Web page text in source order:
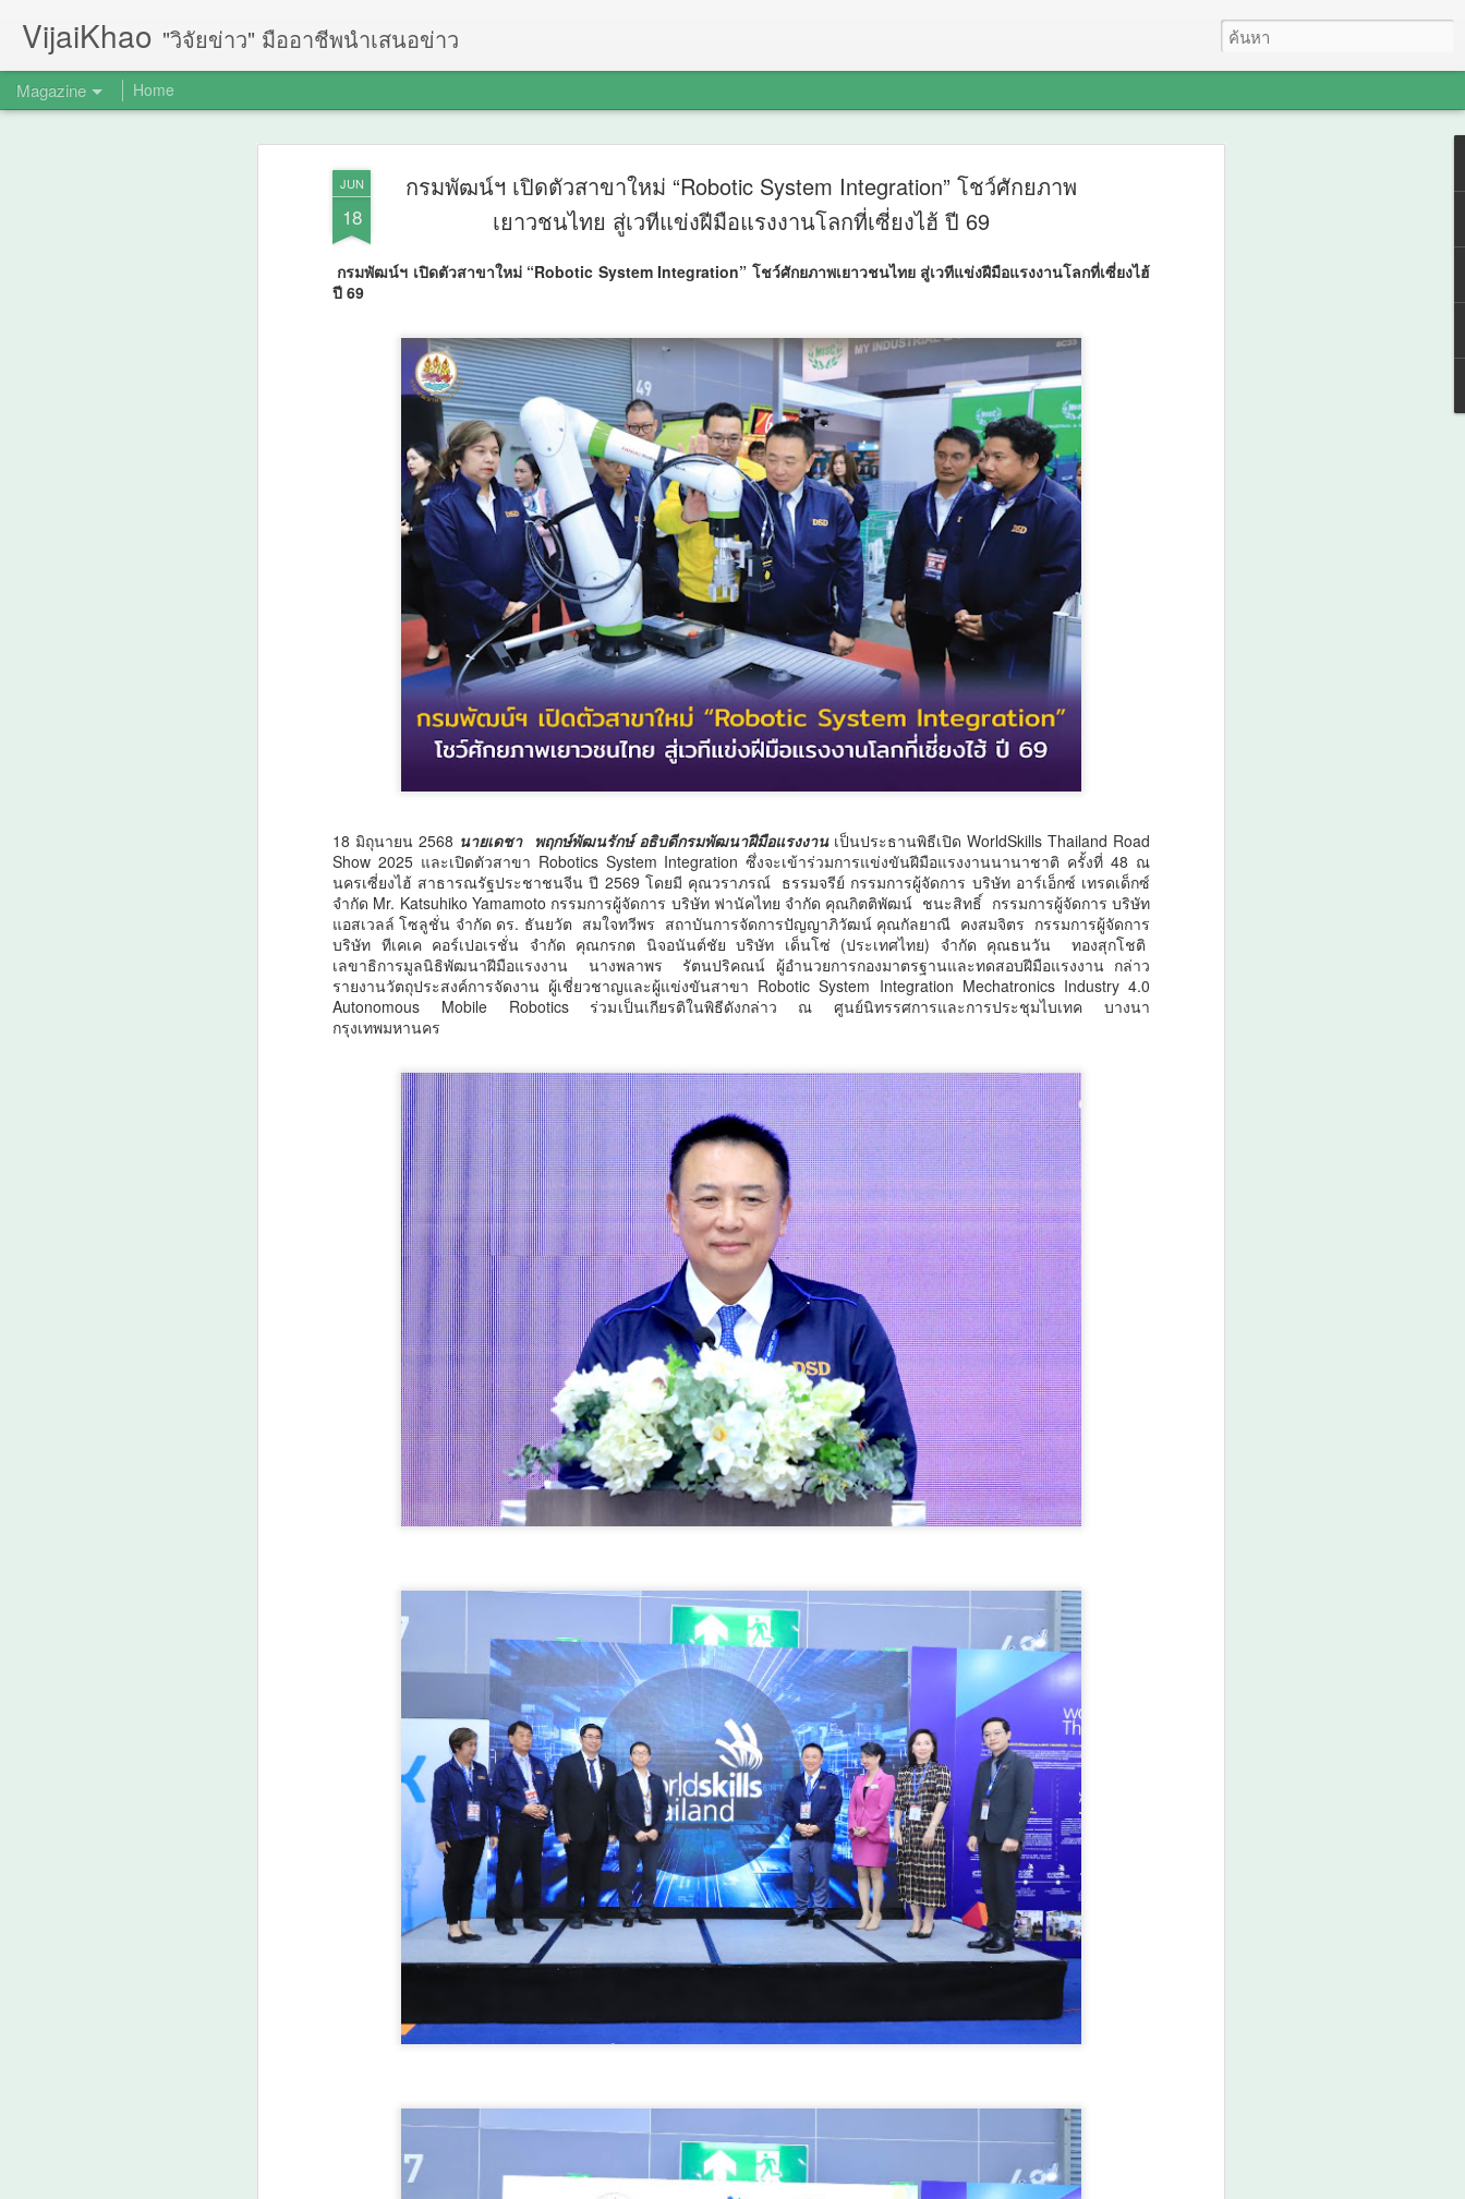
JUN
18
กรมพัฒน์ฯ เปิดตัวสาขาใหม่ “Robotic System Integration” โชว์ศักยภาพ
เยาวชนไทย สู่เวทีแข่งฝีมือแรงงานโลกที่เซี่ยงไฮ้ ปี 69
กรมพัฒน์ฯ เปิดตัวสาขาใหม่ “Robotic System Integration” โชว์ศักยภาพเยาวชนไทย สู่เวทีแข่งฝีมือแรงงานโลกที่เซี่ยงไฮ้
ปี 69
18 มิถุนายน 2568 นายเดชา พฤกษ์พัฒนรักษ์ อธิบดีกรมพัฒนาฝีมือแรงงานเป็นประธานพิธีเปิด WorldSkills Thailand Road
Show 2025 และเปิดตัวสาขา Robotics System Integration ซึ่งจะเข้าร่วมการแข่งขันฝีมือแรงงานนานาชาติ ครั้งที่ 48 ณ
นครเซี่ยงไฮ้ สาธารณรัฐประชาชนจีน ปี 2569 โดยมี คุณวราภรณ์ ธรรมจรีย์ กรรมการผู้จัดการ บริษัท อาร์เอ็กซ์ เทรดเด็กซ์
จำกัด Mr. Katsuhiko Yamamoto กรรมการผู้จัดการ บริษัท ฟานัคไทย จำกัด คุณกิตติพัฒน์ ชนะสิทธิ์ กรรมการผู้จัดการ บริษัท
แอสเวลล์ โซลูชั่น จำกัด ดร. ธันยวัต สมใจทวีพร สถาบันการจัดการปัญญาภิวัฒน์ คุณกัลยาณี คงสมจิตร กรรมการผู้จัดการ
บริษัท ทีเคเค คอร์เปอเรชั่น จำกัด คุณกรกต นิจอนันต์ชัย บริษัท เด็นโซ่ (ประเทศไทย) จำกัด คุณธนวัน ทองสุกโชติ
เลขาธิการมูลนิธิพัฒนาฝีมือแรงงาน นางพลาพร รัตนปริคณน์ ผู้อำนวยการกองมาตรฐานและทดสอบฝีมือแรงงาน กล่าว
รายงานวัตถุประสงค์การจัดงาน ผู้เชี่ยวชาญและผู้แข่งขันสาขา Robotic System Integration Mechatronics Industry 4.0
Autonomous Mobile Robotics ร่วมเป็นเกียรติในพิธีดังกล่าว ณ ศูนย์นิทรรศการและการประชุมไบเทค บางนา
กรุงเทพมหานคร
VijaiKhao "วิจัยข่าว" มืออาชีพนำเสนอข่าว
Magazine Home
7
“เตาปูนโมเดล" เกมรุกสู้ NCDsใช้
ข้อมูลขับเคลื่อนการพัฒนา สร้าง
นวัตกรรม "ดอกไม้ 3 สี" เชื่อม
และภูมิปัญญาพื้นบ้าน พัฒนาระบบ
สุขภาพชุมชน สู่ต้นแบบการ
จัดการสุขภาวะอย่างยั่งยืน
“เตาปูนโมเดล" เกมรุกสู้ NCDsใช้ข้อมูลขับเคลื่อนการพัฒนา สร้าง
นวัตกรรม "ดอกไม้ 3 สี" เชื่อมสถานีสุขภาพ เครือข่าย Caregiver และ
ภูมิปัญญาพื้นบ้าน พัฒนาระบบสุขภาพชุมชน สู่ต้นแบบการจัดการสุข
ภาวะอย่างยั่งยืน
ตำบลเตาปูน อำเภอสอง จังหวัดแพร่ กำลังเผชิญสถานการณ์โรคไม่
ติดต่อเรื้อรัง (NCDs) ที่มีแนวโน้มเพิ่มขึ้นจากพฤติกรรมเสี่ยงด้านสุขภาพ
ของประชาชน ทั้งการดื่มสุรา การสูบบุหรี่ และการบริโภคอาหารรส
หวาน มัน และเค็ม ส่งผลให้ปัจจุบันมีผู้ป่วยโรคเบาหวาน 270 คน และผู้
ป่วยโรคความดันโลหิตสูงกว่า 700 คน จากประชากรทั้งหมด 4,778 คน
เทศบาลตำบลเตาปูนจึงเร่งขับเคลื่อนระบบดูแลสุขภาพเชิงรุกผ่านกลไก
"ตำบลสุขภาวะ" เพื่อป้องกันและลดปัจจัยเสี่ยงของประชาชนอย่างต่อ
เนื่อง
ประจำร้อยละ 34.86 ผู้สูบบุ
วธ. เชิญชวนประชาชน
ร่วมกิจกรรมถวายพระ
ราชกุศลและน้อมสำนึก
ในพระมหากรุณาธิคุณ
สมเด็จพระนางเจ้าสิริกิติ์
พระบรมราชินีนาถ
พระบรมราชชนนีพันปี
หลวง พร้อมกันทั่ว
AUG
7
กรมวิทยาศาสตร์บริการ
ติดตามผลการพัฒนาผู้
ประกอบการ ยกระดับ
นวัตกรรมอาหาร สร้าง
มูลค่าเพิ่มผลิตภัณฑ์
ชุมชน
📌กรมวิทยาศาสตร์บริการ ติดตาม
ผลการพัฒนาผู้ประกอบการ ยก
ระดับนวัตกรรมอาหาร สร้างมูลค่า
เพิ่มผลิตภัณฑ์ชุมชน
กรมวิทยาศาสตร์บริการ (วศ.)
กระทรวงการอุดมศึกษา
วิทยาศาสตร์ วิจัยและนวัตกรรม
(อว.) นำโดย นายปรานต์ ปิ่นทอง
นักวิทยาศาสตร์ชำนาญการพิเศษ
สมุทรปราการ กำแพงเพชร และ
สิงหาคม 2569 เพื่อติดตามความ
ก้าวหน้าและให้คำปรึกษาเชิงลึกแก่ผู้
ประกอบการที่เข้าร่วม โครงการเพิ่ม
ประสิทธิภาพการผลิตอ
AUG
Thailand LAB
INTERNATIONAL
2026 ผนึก
Bio+HealthTech
INTERNATIONAL และ
FutureCHEM
INTERNATIONAL เปิด
เวที AI ขับเคลื่อน
นวัตกรรมวิทยาศาสตร์
และสุขภาพ ยกระดับ
ไทยสู่ศูนย์กลางอาเซียน
Thailand LAB INTERNATIONAL
2026 ผนึก Bio+HealthTech
INTERNATIONAL และ
FutureCHEM INTERNATIONAL
เปิดเวที AI ขับเคลื่อนนวัตกรรม
6 สิงหาคม 2568 กรุงเทพฯ – เมื่อ
ปัญญาประดิษฐ์ (AI) กำลังเข้ามามี
บทบาทสำคัญในการยกระดับงาน
วิจัย ห้องปฏิบัติการ การแพทย์ และ
ภาคอุตสาหกรรม ประเทศไทยกำลัง
ก้าวสู่ยุคใหม่ของระบบนิเวศด้าน
วิทยาศาสตร์และนวัตกรรมที่เชื่อม
โยงการวิจัย เทคโนโลยี และภาค
ธุรกิจเข้าด้วยกัน เพื่อสร้างขีดความ
สามารถในการแข่งขันของประเทศ
และภูมิภาคอาเซียน
บริษ
6
ศน. ร่วมกับสำนักงาน
วัฒนธรรมจังหวัด 14
จังหวัดภาคใต้ จัด
“มหกรรมสีสันแห่ง
ศรัทธา พัฒนาชุมชน
คุณธรรมพลังบวร”
สืบสานคุณธรรม ต่อย
อดทุนวัฒนธรรมสู่
ชุมชน
ศน. ร่วมกับสำนักงานวัฒนธรรม
จังหวัด 14 จังหวัดภาคใต้ จัด
“มหกรรมสีสันแห่งศรัทธา พัฒนา
ชุมชนคุณธรรมพลังบวร” สืบสาน
คุณธรรม ต่อยอดทุนวัฒนธรรมสู่
ชุมชน
วัฒนธรรม ร่วมกับจังหวัดสตูล และ
สำนักงานวัฒนธรรมจังหวัด 14
จังหวัดภาคใต้ จัดพิธีเปิดงาน
“มหกรรมสีสันแห่งศรัทธา พัฒนา
ชุมชนคุณธรรมพลังบวร ภาคกใต้”
ภายใต้โครงการพลังบวรในมิติ
ศาสนา ประจำปีงบประมาณ พ.ศ.
AUG
6
สมุทรสาครเฮ! รถไฟฟ้าสายสีแดงเข้ม วงเวียนใหญ่–
มหาชัย 36.8 กม. คืบหน้าอีกขั้น รับฟังความเห็นกว่า 200
คน ส่วนใหญ่เห็นพ้องให้สร้าง
สมุทรสาครเฮ! รถไฟฟ้าสายสีแดงเข้ม วงเวียนใหญ่–มหาชัย 36.8 กม.
6
วิทยาศาสตร์และเทคโนโลยี เพื่อสนับสนุน อุตสาหกรรม
ป้องกันประเทศ
วศ.อว.–วท.กห.
AUG
6
กรมพัฒน์ คว้ารางวัล GDCC GOV Cloud Awards
ตอกย้ำความสำเร็จของระบบ DSD Online Training ใน
การขับเคลื่อนการพัฒนากำลังคนที่ทันสมัย
กรมพัฒน์ คว้ารางวัล GDCC GOV Cloud Awards ตอกย้ำความสำเร็จของ
ระบบ DSD Online Training ในการขับเคลื่อนการพัฒนากำลังคนที่ทันสมัย
กรมพัฒนาฝีมือแรงงาน ได้รับรางวัล GDCC GOV Cloud Awards ประจำปี
เชิญชวนพุทธศาสนิกชน งด ละ เลิกอบายมุข เนื่องใน
ศน.